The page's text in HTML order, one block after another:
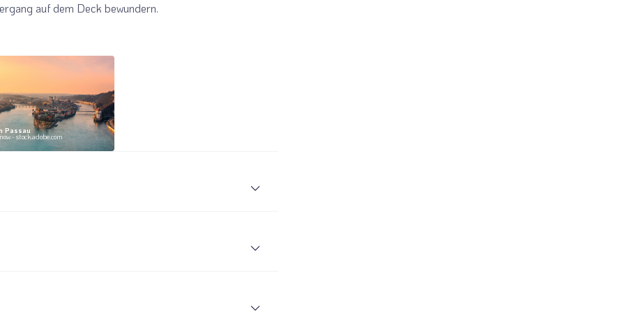
auf dem Deck bewundern.
Passau
- stock.adobe.com
Pracht und des kulturellen Reichtums. Nach
berühmten Wiener Weihnachtsmarkt individuell zu
Stadt lieber aktiv kennenlernen möchte, kann an einem